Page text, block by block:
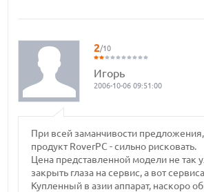
2/10
Игорь
2006-10-06 09:51:00
При всей заманчивости
продукт RoverPC - сильно рисковать.
Цена представленной модели не так
закрыть глаза на сервис, а вот
Купленный в азии аппарат, наскоро